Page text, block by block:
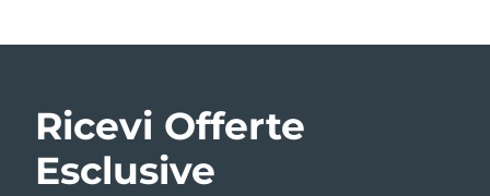
Ricevi Offerte
Esclusive